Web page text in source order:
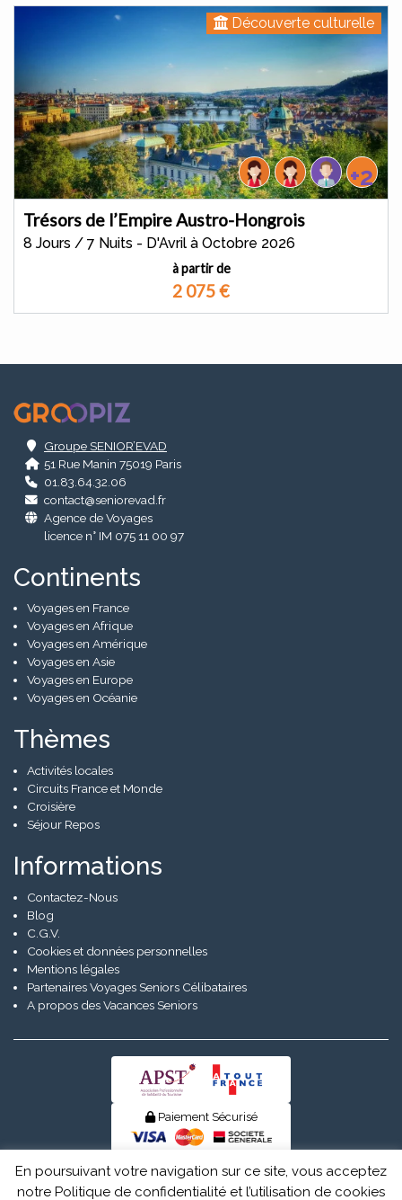
Découverte culturelle
+2
Trésors de l’Empire Austro-Hongrois
8 Jours / 7 Nuits - D'Avril à Octobre 2026
à partir de
2 075€
Groupe SENIOR’EVAD
51 Rue Manin 75019 Paris
01.83.64.32.06
contact@seniorevad.fr
Agence de Voyages
licence n° IM 075 11 00 97
Continents
Voyages en France
Voyages en Afrique
Voyages en Amérique
Voyages en Asie
Voyages en Europe
Voyages en Océanie
Thèmes
Activités locales
Circuits France et Monde
Croisière
Séjour Repos
Informations
Contactez-Nous
Blog
C.G.V.
Cookies et données personnelles
Mentions légales
Partenaires Voyages Seniors Célibataires
A propos des Vacances Seniors
Paiement Sécurisé
© Senior Evad 2026
En poursuivant votre navigation sur ce site, vous acceptez
notre Politique de confidentialité et l’utilisation de cookies